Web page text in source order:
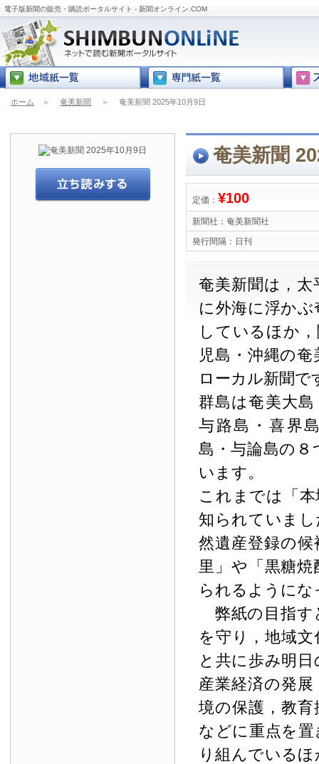
電子版新聞の販売・購読ポータルサイト - 新聞オンライン.COM
ホーム ＞ 奄美新聞 ＞ 奄美新聞 2025年10月9日
奄美新聞
定価： ¥100
新聞社： 奄美新聞社
発行間隔： 日刊
奄美新聞は，
に外海に浮か
しているほか
児島・沖縄の
ローカル新聞で
群島は奄美大
与路島・喜界
島・与論島の
います。
これまでは「
知られていま
然遺産登録の
里」や「黒糖
られるように
弊紙の目指す
を守り，地域
と共に歩み明
産業経済の発
境の保護，教
などに重点を
り組んでいる